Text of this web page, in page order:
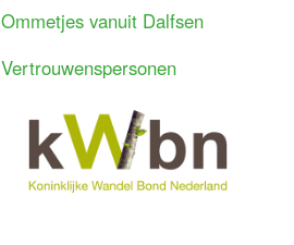
Ommetjes vanuit Dalfsen
Vertrouwenspersonen